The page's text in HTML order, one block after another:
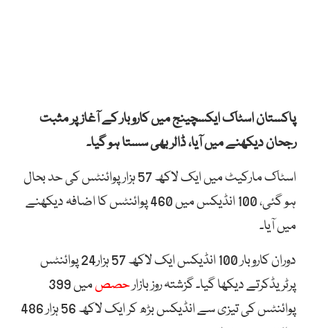
پاکستان اسٹاک ایکسچینج میں کاروبار کے آغاز پر مثبت
رجحان دیکھنے میں آیا، ڈالر بھی سستا ہو گیا۔
اسٹاک مارکیٹ میں ایک لاکھ 57 ہزار پوائنٹس کی حد بحال
ہو گئی، 100 انڈیکس میں 460 پوائنٹس کا اضافہ دیکھنے
میں آیا۔
دوران کاروبار 100 انڈیکس ایک لاکھ 57 ہزار24 پوائنٹس
پرٹریڈکرتے دیکھا گیا۔ گزشتہ روز بازارحصص
میں 399
پوائنٹس کی تیزی سے انڈیکس بڑھ کر ایک لاکھ 56 ہزار 486